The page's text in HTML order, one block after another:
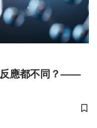
反應都不同？——
儲